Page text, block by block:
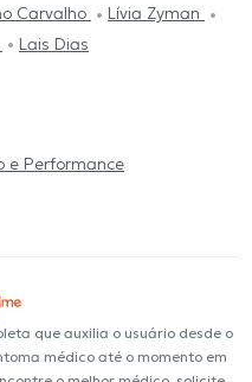
Carvalho
Lívia Zyman
Lais Dias
e Performance
que auxilia o usuário desde o
médico até o momento em